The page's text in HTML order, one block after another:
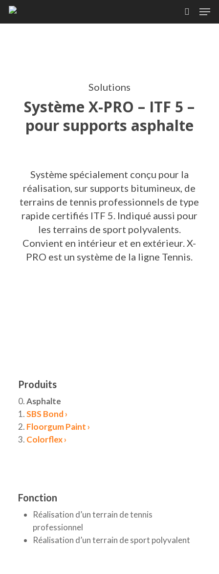
Skip
search
Solutions
Système X-PRO – ITF 5 –
pour supports asphalte
Système spécialement conçu pour la
réalisation, sur supports bitumineux, de
terrains de tennis professionnels de type
rapide certifiés ITF 5. Indiqué aussi pour
les terrains de sport polyvalents.
Convient en intérieur et en extérieur. X-
PRO est un système de la ligne Tennis.
Produits
0.Asphalte
1.SBS Bond ›
2. Floorgum Paint ›
3. Colorflex ›
Fonction
Réalisation d’un terrain de tennis
professionnel
Réalisation d’un terrain de sport polyvalent